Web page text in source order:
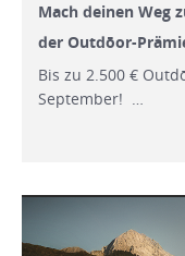
Mach deinen Weg
der Outdōor-
Bis zu 2.500 €
September! …